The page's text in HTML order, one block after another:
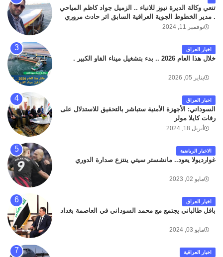
تنعي وكالة الديرة نيوز للانباء .. الزميل جواد كاظم المياحي
. مدير الخطوط الجوية العراقية السابق اثر حادث مروري
داخل مطار البصرة الدولي اليوم الاثنين على الطريق
كان سبب الحادث يعود لتصادم عجلته مع عجلة نوع كيا بنكو
تابعة لشركة الهلال الماسكة لإعمار مطار البصرة الدولي .
سائلين الله عز وجل ان يتغمد الفقيد بواسع رحمته ، و انا
نوفمبر 11, 2024
اخبار العراق
خلال هذا العام 2026 .. بدء بتشغيل ميناء الفاو الكبير .
يناير 05, 2026
اخبار العراق
السوداني: الأجهزة الأمنية ستباشر بالتحقيق للاستدلال على
رفات كايلا مولر
أبريل 18, 2024
الاخبار الرياضية
غوارديولا يعود.. مانشستر سيتي ينتزع صدارة الدوري
مايو 02, 2023
اخبار العراق
بافل طالباني يجتمع مع محمد السوداني في العاصمة بغداد
مايو 03, 2024
اخبار العراقية